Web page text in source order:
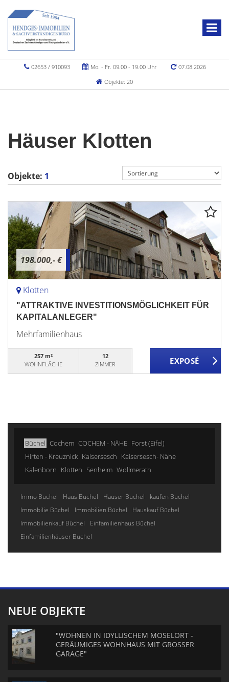
02653 / 910093 Mo. - Fr. 09.00 - 19.00 Uhr
07.08.2026
Objekte: 20
Häuser Klotten
Objekte: 1
198.000,- €
Klotten
"ATTRAKTIVE INVESTITIONSMÖGLICHKEIT FÜR
KAPITALANLEGER"
Mehrfamilienhaus
257 m²
WOHNFLÄCHE
12
ZIMMER
Büchel Cochem COCHEM - NÄHE Forst (Eifel)
Hirten - Kreuznick Kaisersesch Kaisersesch- Nähe
Kalenborn Klotten Senheim Wollmerath
Immo Büchel Haus Büchel Häuser Büchel
kaufen Büchel
Immobilie Büchel
Immobilien Büchel
Hauskauf Büchel
Immobilienkauf Büchel
Einfamilienhaus Büchel
Einfamilienhäuser Büchel
NEUE OBJEKTE
"WOHNEN IN IDYLLISCHEM MOSELORT -
GERÄUMIGES WOHNHAUS MIT GROSSER
GARAGE"